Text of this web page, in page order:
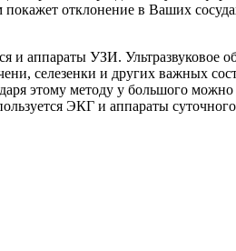
отклонение в Ваших
и аппараты УЗИ. Ультразвуковое
селезенки и других важных
этому методу у большого можно
ЭКГ и аппараты